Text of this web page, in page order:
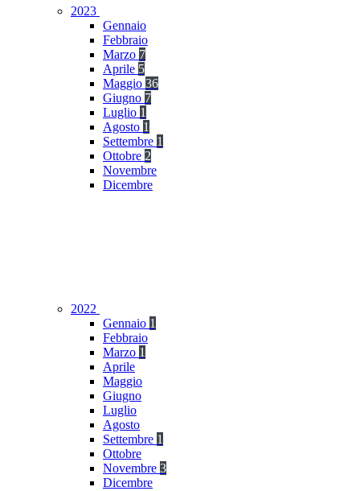
2023
Gennaio
Febbraio
Marzo 7
Aprile 5
Maggio 36
Giugno 7
Luglio 1
Agosto 1
Settembre 1
Ottobre 2
Novembre
Dicembre
2022
Gennaio 1
Febbraio
Marzo 1
Aprile
Maggio
Giugno
Luglio
Agosto
Settembre 1
Ottobre
Novembre 3
Dicembre